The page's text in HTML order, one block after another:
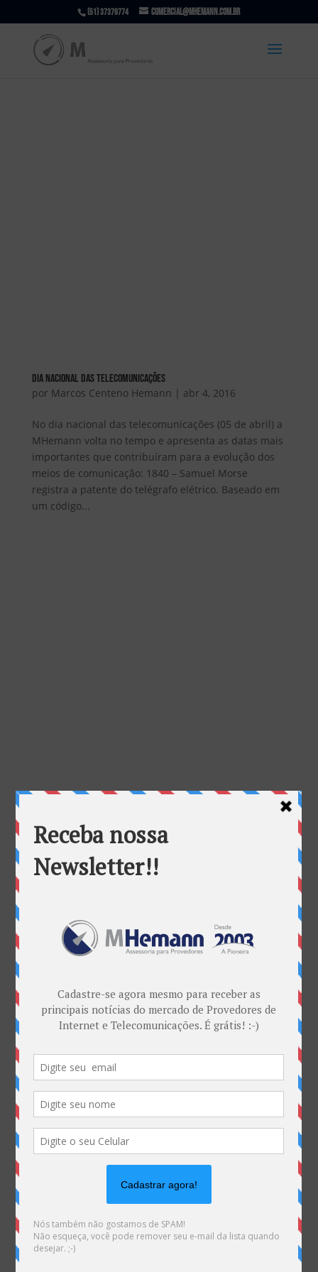
(51) 37379774 comercial@mhemann.com.br
Dia Nacional das Telecomunicações
por Marcos Centeno Hemann | abr 4, 2016
No dia nacional das telecomunicações (05 de abril) a
MHemann volta no tempo e apresenta as datas mais
importantes que contribuíram para a evolução dos
meios de comunicação: 1840 – Samuel Morse
registra a patente do telégrafo elétrico. Baseado em
um código...
Google homenageia Hedy Lamarr: Você sabe quem foi ela?
porMauricio Cardoso Dambros
Hedy Lamarr (1914 – 2000) estaria completando 101
no cinema na década de 1940. Além de atriz foi
cientista e inventora. Hedy Lamarr era seu nome
artístico,...
Categorias
ANATEL & Política
Casos de Sucesso
EDITORIAL
Empresas
Interesses
Sem categoria
Tecnologia